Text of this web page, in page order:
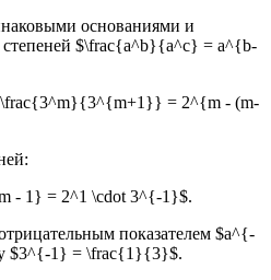
основаниями и
$\frac{a^b}{a^c} = a^{b-
= 2^{m - (m-
- 1} = 2^1 \cdot 3^{-1}$.
показателем $a^{-
$3^{-1} = \frac{1}{3}$.